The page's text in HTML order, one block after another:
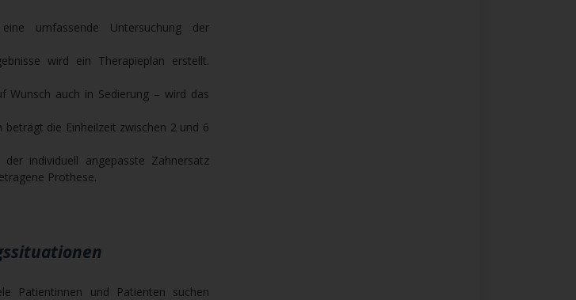
umfassende Untersuchung der
wird ein Therapieplan erstellt.
Wunsch auch in Sedierung – wird das
die Einheilzeit zwischen 2 und 6
individuell angepasste Zahnersatz
Prothese.
Patientinnen und Patienten suchen